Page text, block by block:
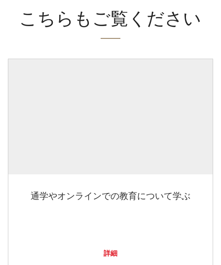
こちらもご覧ください
通学やオンラインでの教育について学ぶ
詳細